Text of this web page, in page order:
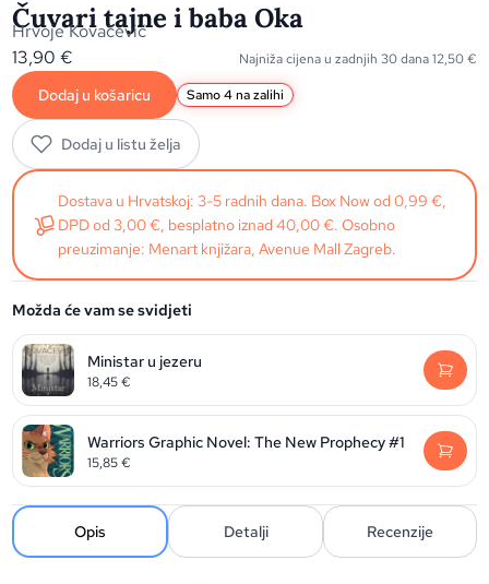
Čuvari tajne i baba Oka
Hrvoje Kovačević
13,90€ Najniža cijena u zadnjih 30 dana12,50€
Dodaj u košaricu Samo 4 na zalihi
Dodaj u listu želja
Dostava u Hrvatskoj: 3-5 radnih dana. Box Now od 0,99 €,
DPD od 3,00 €, besplatno iznad 40,00 €. Osobno
preuzimanje: Menart knjižara, Avenue Mall Zagreb.
Možda će vam se svidjeti
Ministar u jezeru
18,45€
Warriors Graphic Novel: The New Prophecy #1
15,85€
Opis Detalji Recenzije